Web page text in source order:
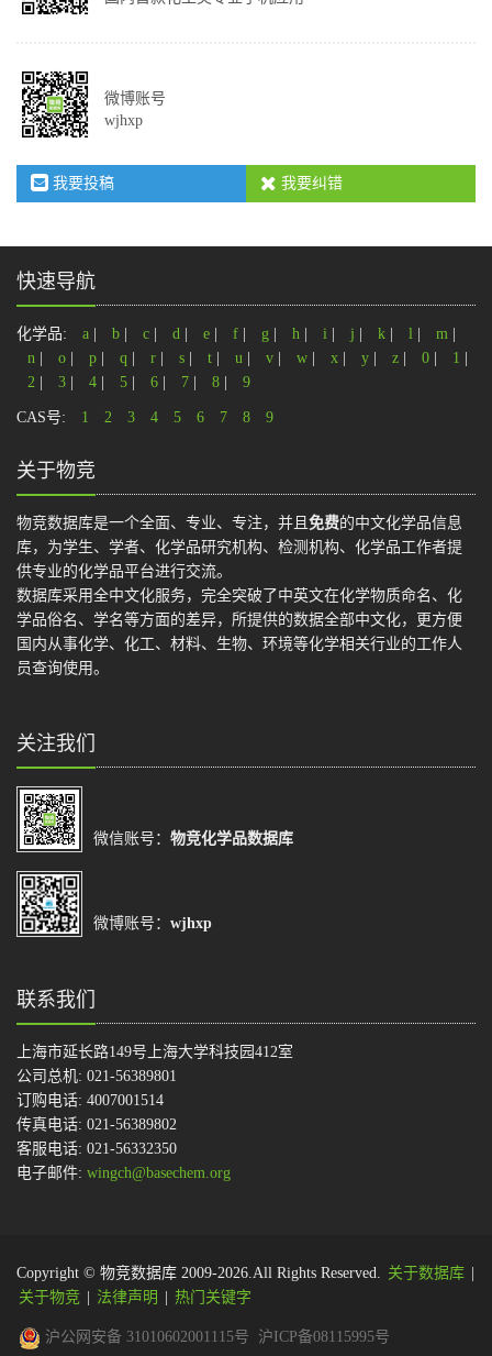
微博账号
wjhxp
我要投稿 我要纠错
快速导航
化学品: a b c d e f g h i j k l m
n
o p q r s t u v w x y z 0 1
2
3 4 5 6 7 8 9
CAS号: 1 2 3 4 5 6 7 8 9
关于物竞
物竞数据库是一个全面、专业、专注，并且 免费的中文化学品信息
库，为学生、学者、化学品研究机构、检测机构、化学品工作者提
供专业的化学品平台进行交流。
数据库采用全中文化服务，完全突破了中英文在化学物质命名、化
学品俗名、学名等方面的差异，所提供的数据全部中文化，更方便
国内从事化学、化工、材料、生物、环境等化学相关行业的工作人
员查询使用。
关注我们
微信账号： 物竞化学品数据库
微博账号： wjhxp
联系我们
上海市延长路149号上海大学科技园412室
公司总机: 021-56389801
订购电话: 4007001514
传真电话: 021-56389802
客服电话: 021-56332350
电子邮件: wingch@basechem.org
Copyright © 物竞数据库 2009-2026.All Rights Reserved. 关于数据库
关于物竞
法律声明 热门关键字
沪公网安备 31010602001115号 沪ICP备08115995号